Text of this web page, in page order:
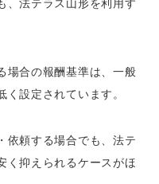
、法テラス山形を利用す
場合の報酬基準は、一般
設定されています。
依頼する場合でも、法テ
く抑えられるケースがほ